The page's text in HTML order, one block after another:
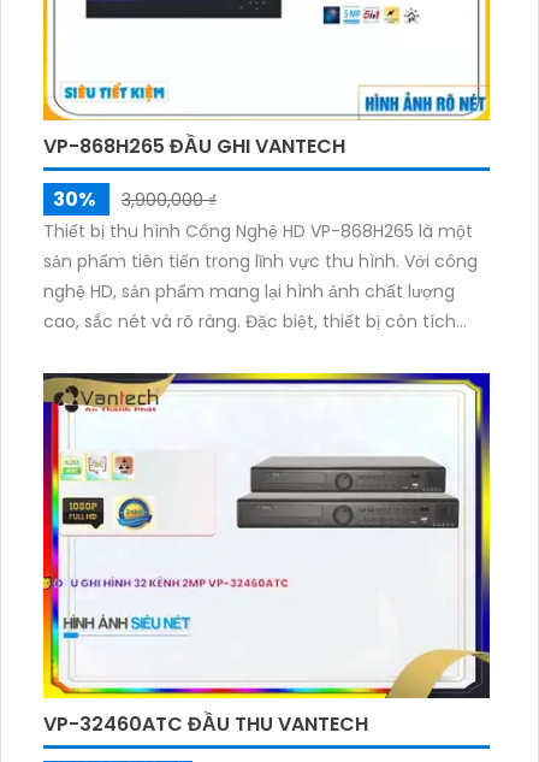
VP-868H265 ĐẦU GHI VANTECH
30%
3,900,000 ₫
Thiết bị thu hình Công Nghệ HD VP-868H265 là một
sản phẩm tiên tiến trong lĩnh vực thu hình. Với công
nghệ HD, sản phẩm mang lại hình ảnh chất lượng
cao, sắc nét và rõ ràng. Đặc biệt, thiết bị còn tích
mạng mà vẫn đảm bảo chất lượng hình ảnh. Thiết bị
có khả năng ghi lại mọi hoạt động và sự kiện một
cách chi tiết và chân thực. VP-868H265 được thiết
kế nhỏ gọn, dễ dàng lắp đặt và sử dụng. Sản phẩm
phù hợp cho các doanh nghiệp, gia đình, cửa hàng,
nhà hàng hay văn phòng.
VP-32460ATC ĐẦU THU VANTECH